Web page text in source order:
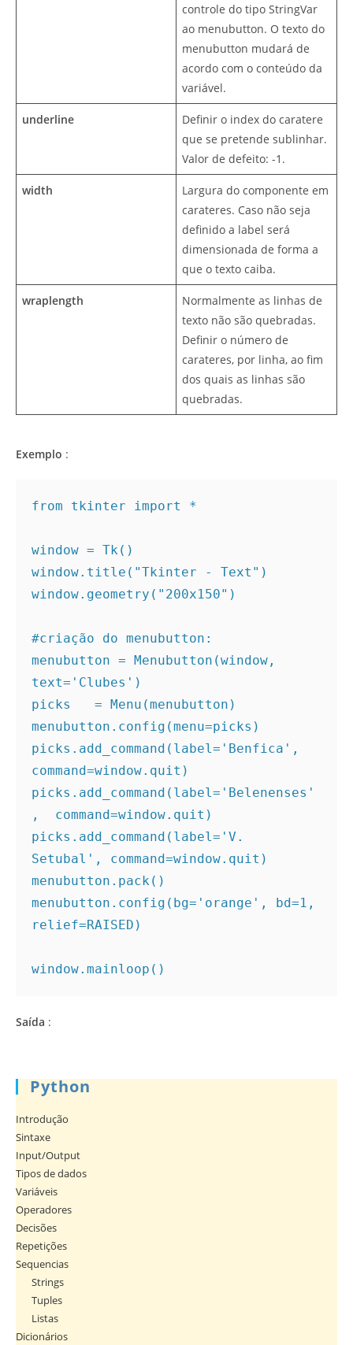
controle do tipo StringVar
ao menubutton. O texto do
menubutton mudará de
acordo com o conteúdo da
variável.
underline
Definir o index do caratere
que se pretende sublinhar.
Valor de defeito: -1.
width
Largura do componente em
carateres. Caso não seja
definido a label será
dimensionada de forma a
que o texto caiba.
wraplength
Normalmente as linhas de
texto não são quebradas.
Definir o número de
carateres, por linha, ao fim
dos quais as linhas são
quebradas.
Exemplo :
from tkinter import *
window = Tk()
window.title("Tkinter - Text")
window.geometry("200x150")
#criação do menubutton:
menubutton = Menubutton(window,
text='Clubes')
picks   = Menu(menubutton)
menubutton.config(menu=picks)
picks.add_command(label='Benfica',
command=window.quit)
picks.add_command(label='Belenenses'
,  command=window.quit)
picks.add_command(label='V.
Setubal', command=window.quit)
menubutton.pack()
menubutton.config(bg='orange', bd=1,
relief=RAISED)
window.mainloop()
Saída :
Python
Introdução
Sintaxe
Input/Output
Tipos de dados
Variáveis
Operadores
Decisões
Repetições
Sequencias
Strings
Tuples
Listas
Dicionários